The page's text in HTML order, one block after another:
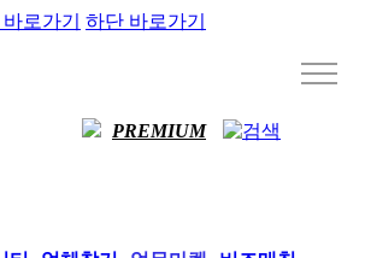
로가기 하단 바로가기
PREMIUM